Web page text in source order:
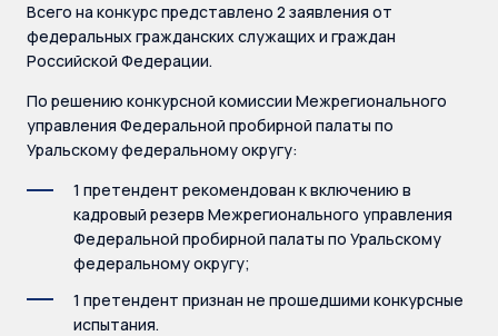
Всего на конкурс представлено 2 заявления от
федеральных гражданских служащих и граждан
Российской Федерации.
По решению конкурсной комиссии Межрегионального
управления Федеральной пробирной палаты по
Уральскому федеральному округу:
1 претендент рекомендован к включению в
кадровый резерв Межрегионального управления
Федеральной пробирной палаты по Уральскому
федеральному округу;
1 претендент признан не прошедшими конкурсные
испытания.